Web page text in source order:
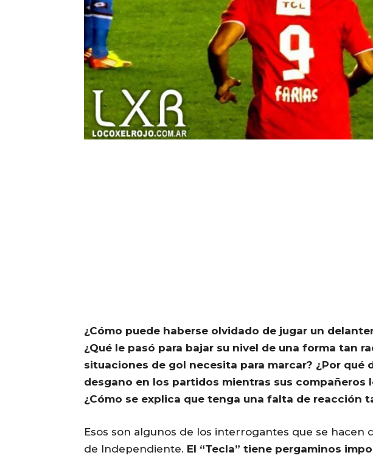
¿Cómo puede haberse olvidado de jugar un
¿Qué le pasó para bajar su nivel de una forma tan
situaciones de gol necesita para marcar? ¿Por qué
desgano en los partidos mientras sus compañeros
¿Cómo se explica que tenga una falta de reacción
Esos son algunos de los interrogantes que se hacen
de Independiente. El “Tecla” tiene pergaminos